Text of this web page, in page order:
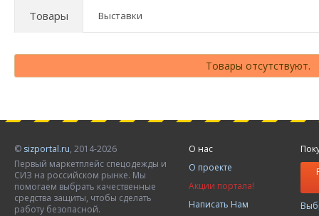
Товары Выставки
Товары отсутствуют.
© sizportal.ru, 2014-2026
Первый маркетплейс спецодежды и
СИЗ на российском рынке. Мы
помогаем выбрать качественные
средства защиты, чтобы сделать
работу безопасной.
О нас
О проекте
Акции портала!
Написать Нам